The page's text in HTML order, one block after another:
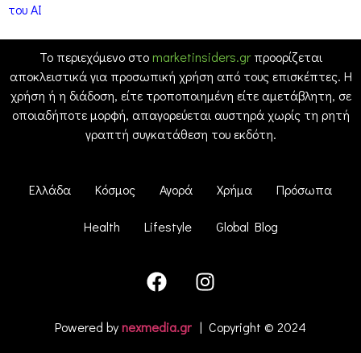
του AI
Το περιεχόμενο στοmarketinsiders.grπροορίζεται
αποκλειστικά για προσωπική χρήση από τους επισκέπτες. Η
χρήση ή η διάδοση, είτε τροποποιημένη είτε αμετάβλητη, σε
οποιαδήποτε μορφή, απαγορεύεται αυστηρά χωρίς τη ρητή
γραπτή συγκατάθεση του εκδότη.
Ελλάδα Κόσμος Αγορά Χρήμα Πρόσωπα
Health Lifestyle Global Blog
Powered bynexmedia.gr| Copyright © 2024